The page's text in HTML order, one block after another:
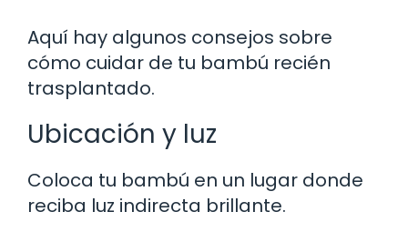
Aquí hay algunos consejos sobre
cómo cuidar de tu bambú recién
trasplantado.
Ubicación y luz
Coloca tu bambú en un lugar donde
reciba luz indirecta brillante.